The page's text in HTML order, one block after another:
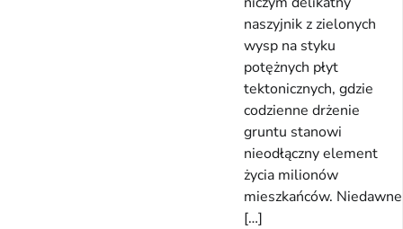
naszyjnik z zielonych
wysp na styku
potężnych płyt
tektonicznych, gdzie
codzienne drżenie
gruntu stanowi
nieodłączny element
życia milionów
mieszkańców. Niedawne
[…]